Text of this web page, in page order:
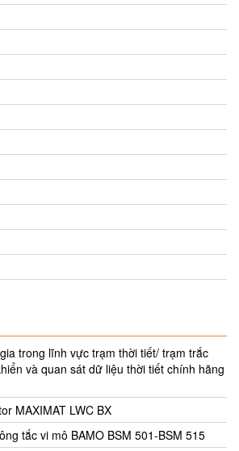
trong lĩnh vực trạm thời tiết/ trạm trắc
và quan sát dữ liệu thời tiết chính hãng
MAXIMAT LWC BX
tắc vi mô BAMO BSM 501-BSM 515